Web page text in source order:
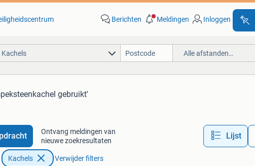
Berichten Meldingen Inloggen
Kachels Alle afstanden…
gebruikt'
Ontvang meldingen van
nieuwe zoekresultaten
Lijst
Kachels Verwijder filters